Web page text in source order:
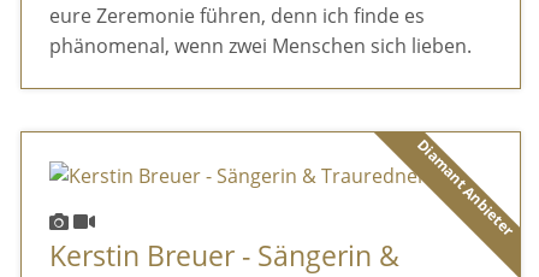
eure Zeremonie führen, denn ich finde es
phänomenal, wenn zwei Menschen sich lieben.
Diamant Anbieter
Kerstin Breuer - Sängerin &